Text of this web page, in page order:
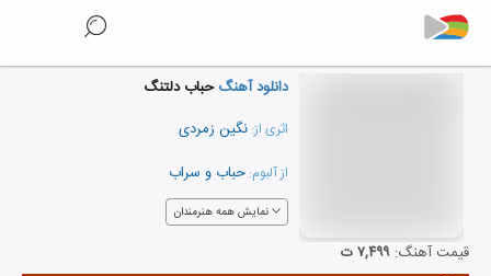
دانلود آهنگحباب دلتنگ
اثری از: نگین زمردی
از آلبوم: حباب و سراب
نمایش همه هنرمندان
قیمت آهنگ: ۷,۴۹۹ ت